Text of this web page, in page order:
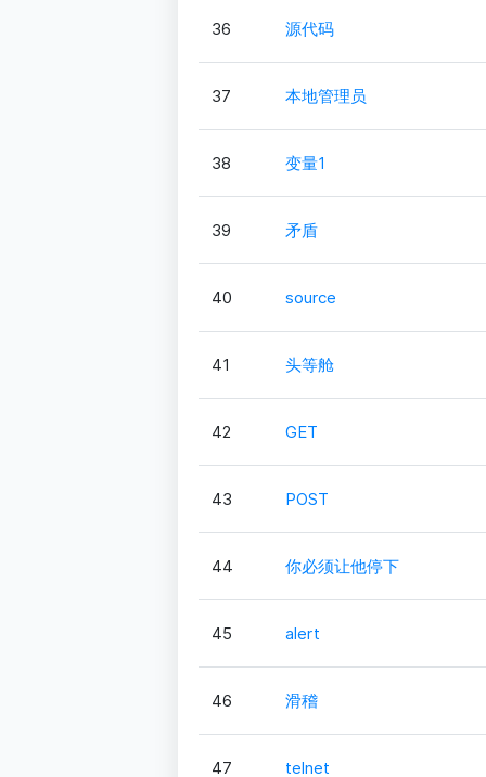
36 源代码
37 本地管理员
38 变量1
39 矛盾
40 source
41 头等舱
42 GET
43 POST
44 你必须让他停下
45 alert
46 滑稽
47 telnet